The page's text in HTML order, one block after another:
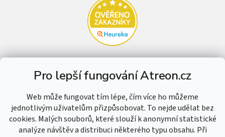
Pro lepší fungování Atreon.cz
Web může fungovat tím lépe, čím více ho můžeme
jednotlivým uživatelům přizpůsobovat. To nejde udělat bez
cookies. Malých souborů, které slouží k anonymní statistické
analýze návštěv a distribuci některého typu obsahu. Při